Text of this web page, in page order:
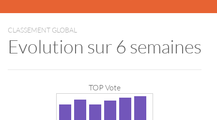
CLASSEMENT GLOBAL
Evolution sur 6 semaines
TOP Vote